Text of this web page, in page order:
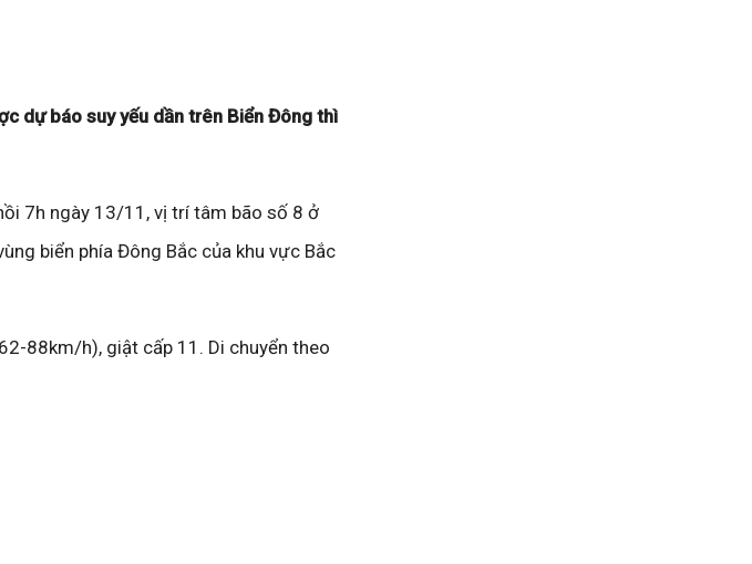
dự báo suy yếu dần trên Biển Đông thì
7h ngày 13/11, vị trí tâm bão số 8 ở
biển phía Đông Bắc của khu vực Bắc
88km/h), giật cấp 11. Di chuyển theo